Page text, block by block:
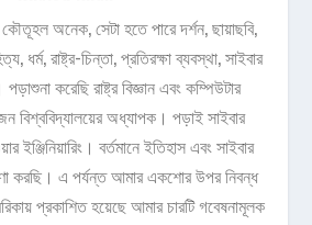
অনেক, সেটা হতে পারে দর্শন, ছায়াছবি,
ধর্ম, রাষ্ট্র-চিন্তা, প্রতিরক্ষা ব্যবস্থা, সাইবার
করেছি রাষ্ট্র বিজ্ঞান এবং কম্পিউটার
বিশ্ববিদ্যালয়ের অধ্যাপক। পড়াই সাইবার
ইঞ্জিনিয়ারিং। বর্তমানে ইতিহাস এবং সাইবার
করছি। এ পর্যন্ত আমার একশোর উপর নিবন্ধ
প্রকাশিত হয়েছে আমার চারটি গবেষনামূলক